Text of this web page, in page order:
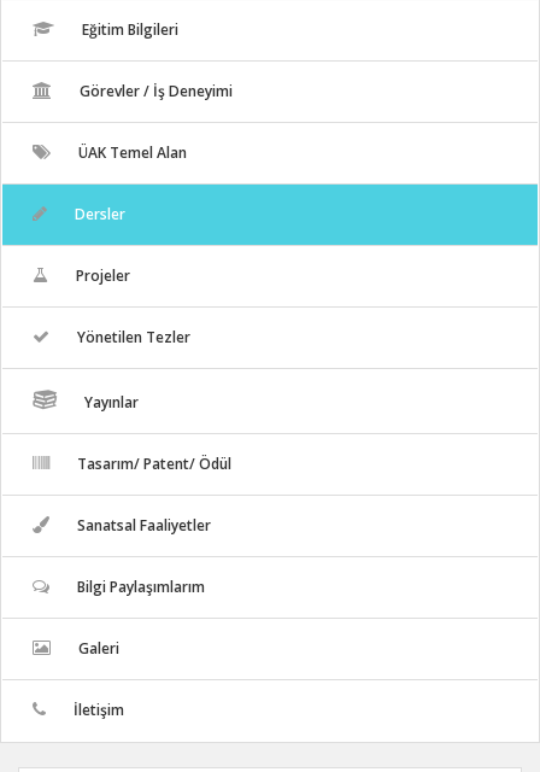
Eğitim Bilgileri
Görevler / İş Deneyimi
ÜAK Temel Alan
Dersler
Projeler
Yönetilen Tezler
Yayınlar
Tasarım/ Patent/ Ödül
Sanatsal Faaliyetler
Bilgi Paylaşımlarım
Galeri
İletişim